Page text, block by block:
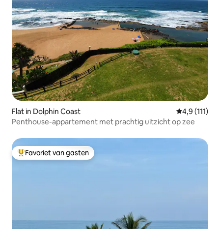
Flat in Dolphin Coast Gemiddelde
4,9 (111)
Penthouse-appartement met prachtig uitzicht op zee
Topfavoriet van gasten
Favoriet van gasten